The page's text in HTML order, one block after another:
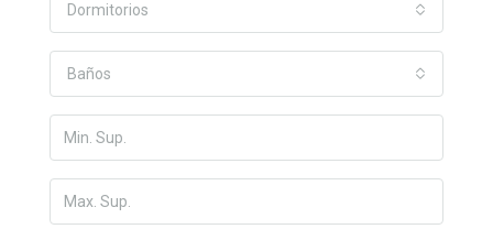
Dormitorios
Baños